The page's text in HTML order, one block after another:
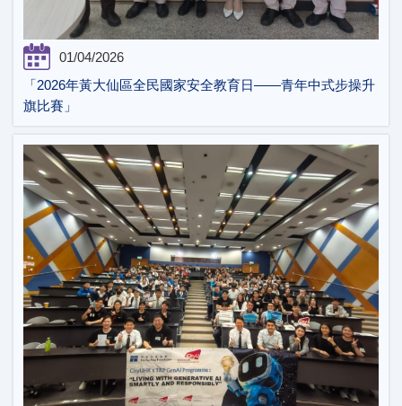
01/04/2026
「2026年黃大仙區全民國家安全教育日——青年中式步操升
旗比賽」